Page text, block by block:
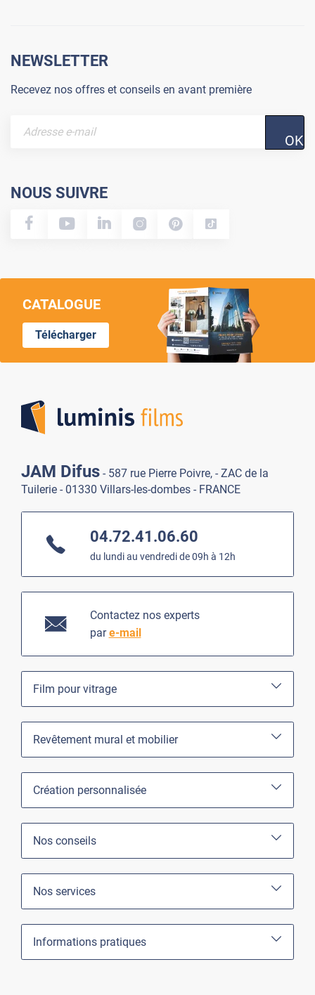
NEWSLETTER
Recevez nos offres et conseils en avant première
OK
NOUS SUIVRE
CATALOGUE
Télécharger
JAM Difus - 587 rue Pierre Poivre, - ZAC de la
Tuilerie - 01330 Villars-les-dombes - FRANCE
04.72.41.06.60
du lundi au vendredi de 09h à 12h
Contactez nos experts
pare-mail
Film pour vitrage
Revêtement mural et mobilier
Création personnalisée
Nos conseils
Nos services
Informations pratiques